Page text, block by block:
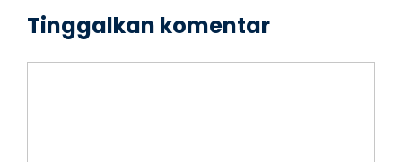
Tinggalkan komentar